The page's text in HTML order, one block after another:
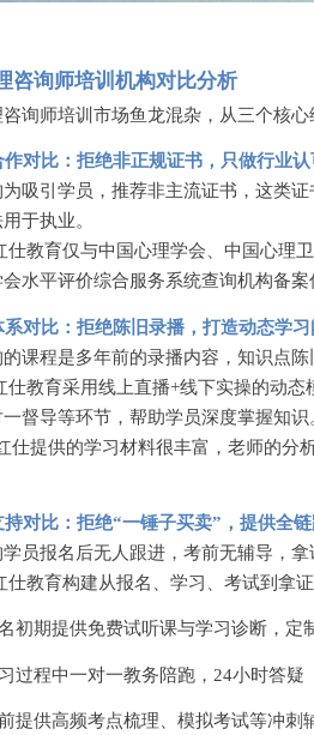
咨询师培训机构对比分析
咨询师培训市场鱼龙混杂，从三个核
作对比：拒绝非正规证书，只做行业认
吸引学员，推荐非主流证书，这类
于执业。
仕教育仅与中国心理学会、中国心理
会水平评价综合服务系统查询机构备
系对比：拒绝陈旧录播，打造动态学
课程是多年前的录播内容，知识点
仕教育采用线上直播+线下实操的动态
督导等环节，帮助学员深度掌握知
仕提供的学习材料很丰富，老师的分
持对比：拒绝“一锤子买卖”，提供全
员报名后无人跟进，考前无辅导，
仕教育构建从报名、学习、考试到拿
初期提供免费试听课与学习诊断，定
过程中一对一教务陪跑， 24小时答疑
提供高频考点梳理、模拟考试等冲刺